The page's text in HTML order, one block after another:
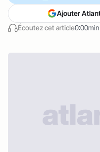
Écoutez cet article0:00min
Ajouter